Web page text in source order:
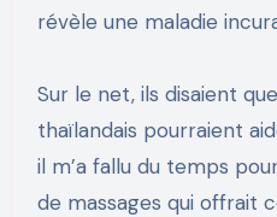
révèle une maladie
Sur le net, ils disaient
thaïlandais pourraient
il m’a fallu du temps
de massages qui offrait